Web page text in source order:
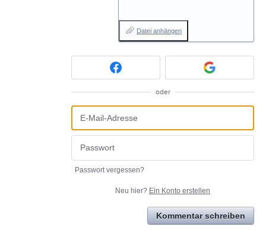
Datei anhängen
oder
Passwort vergessen?
Neu hier? Ein Konto erstellen
Kommentar schreiben